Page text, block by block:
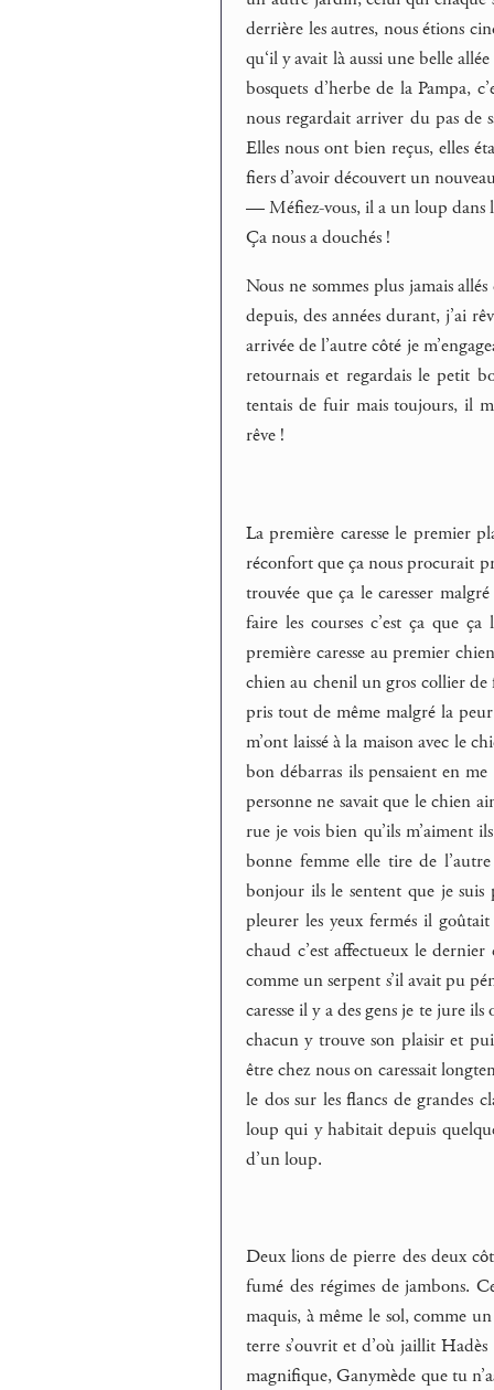
derrière les autres, nous étions
qu‘il y avait là aussi une belle
bosquets d’herbe de la Pampa,
nous regardait arriver du pas de
Elles nous ont bien reçus, elles
fiers d’avoir découvert un
— Méfiez-vous, il a un loup dans
Ça nous a douchés !
Nous ne sommes plus jamais
depuis, des années durant, j’ai
arrivée de l’autre côté je
retournais et regardais le petit
tentais de fuir mais toujours, il
rêve !
La première caresse le premier
réconfort que ça nous procurait
trouvée que ça le caresser
faire les courses c’est ça que
première caresse au premier
chien au chenil un gros collier de
pris tout de même malgré la
m’ont laissé à la maison avec le
bon débarras ils pensaient en
personne ne savait que le chien
rue je vois bien qu’ils m’aiment
bonne femme elle tire de
bonjour ils le sentent que je suis
pleurer les yeux fermés il goûtait
chaud c’est affectueux le
comme un serpent s’il avait pu
caresse il y a des gens je te jure
chacun y trouve son plaisir et
être chez nous on caressait
le dos sur les flancs de grandes
loup qui y habitait depuis
d’un loup.
Deux lions de pierre des deux
fumé des régimes de jambons.
maquis, à même le sol, comme
terre s’ouvrit et d’où jaillit
magnifique, Ganymède que tu